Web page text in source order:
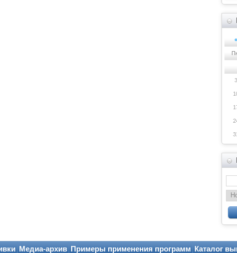
«
3
Медиа-архив Примеры применения программ Каталог